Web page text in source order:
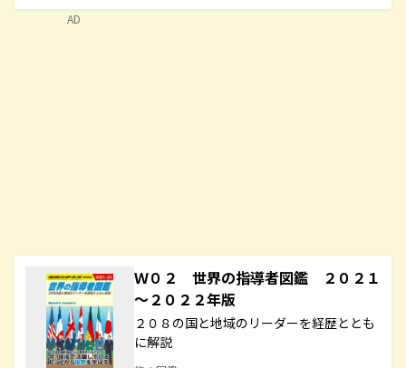
Ｗ０２ 世界の指導者図鑑 ２０２１
～２０２２年版
２０８の国と地域のリーダーを経歴ととも
に解説
AD